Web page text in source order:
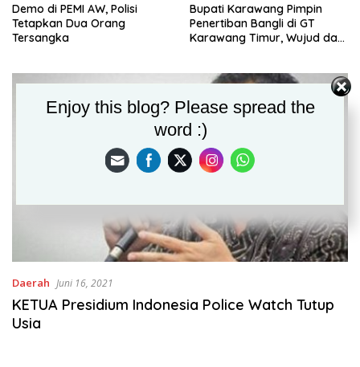
Demo di PEMI AW, Polisi
Tetapkan Dua Orang
Tersangka
Bupati Karawang Pimpin
Penertiban Bangli di GT
Karawang Timur, Wujud dari
Daerah Juni 16, 2021
KETUA Presidium Indonesia Police Watch Tutup
Usia
Enjoy this blog? Please spread the
word :)